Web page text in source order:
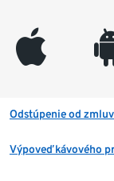
appleinc
Odstúpenie od
Výpoveď kávového